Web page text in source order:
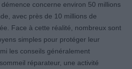
concerne environ 50 millions
avec près de 10 millions de
Face à cette réalité, nombreux sont
simples pour protéger leur
les conseils généralement
réparateur, une activité